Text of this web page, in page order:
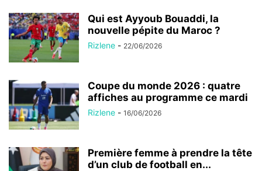
Qui est Ayyoub Bouaddi, la
nouvelle pépite du Maroc ?
Rizlene - 22/06/2026
Coupe du monde 2026 : quatre
affiches au programme ce mardi
Rizlene - 16/06/2026
Première femme à prendre la tête
d’un club de football en...